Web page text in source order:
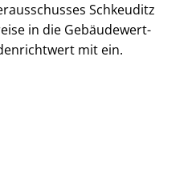
Schkeuditz
in die Ge­bäu­de­wert­
mit ein.